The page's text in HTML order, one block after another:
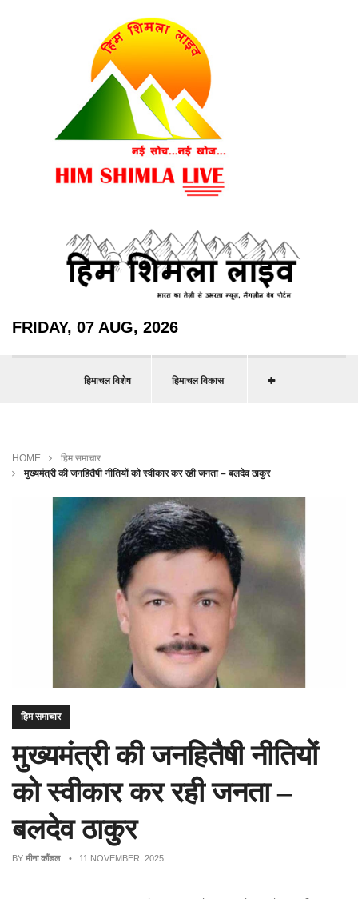
FRIDAY, 07 AUG, 2026
हिमाचल विशेष हिमाचल विकास
HOME
हिम समाचार
मुख्यमंत्री की जनहितैषी नीतियों को स्वीकार कर रही जनता – बलदेव ठाकुर
हिम समाचार
मुख्यमंत्री की जनहितैषी नीतियों
को स्वीकार कर रही जनता –
बलदेव ठाकुर
BY मीना कौंडल • 11 NOVEMBER, 2025